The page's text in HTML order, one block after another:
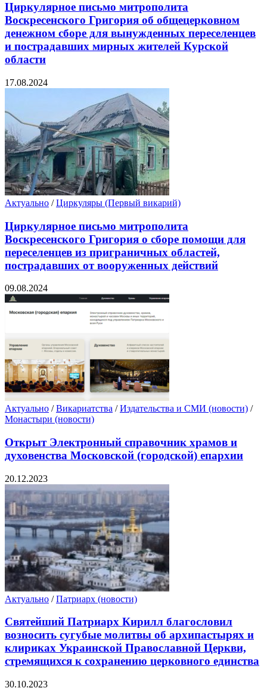
Циркулярное письмо митрополита
Воскресенского Григория об общецерковном
денежном сборе для вынужденных переселенцев
и пострадавших мирных жителей Курской
области
17.08.2024
Актуально /Циркуляры (Первый викарий)
Циркулярное письмо митрополита
Воскресенского Григория о сборе помощи для
переселенцев из приграничных областей,
пострадавших от вооруженных действий
09.08.2024
Актуально /Викариатства /Издательства и СМИ (новости) /
Монастыри (новости)
Открыт Электронный справочник храмов и
духовенства Московской (городской) епархии
20.12.2023
Актуально /Патриарх (новости)
Святейший Патриарх Кирилл благословил
возносить сугубые молитвы об архипастырях и
клириках Украинской Православной Церкви,
стремящихся к сохранению церковного единства
30.10.2023